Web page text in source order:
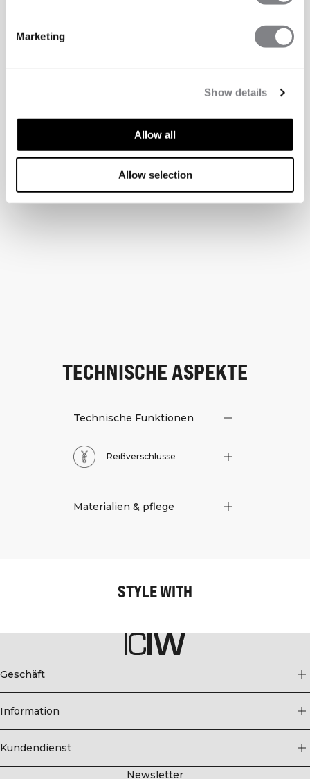
Marketing
Show details
Allow all
Allow selection
TECHNISCHE ASPEKTE
Technische Funktionen
Reißverschlüsse
Materialien & pflege
STYLE WITH
Geschäft
Information
Kundendienst
Newsletter